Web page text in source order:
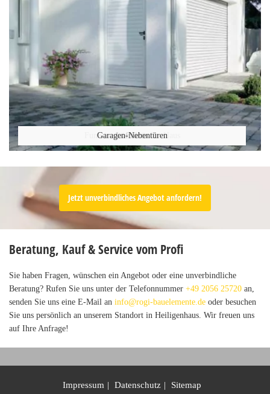
Haustüren
Funktionstüren für Ihr Haus
Lofttüren
Garagen-Nebentüren
Jetzt unverbindliches Angebot anfordern!
Beratung, Kauf & Service vom Profi
Sie haben Fragen, wünschen ein Angebot oder eine unverbindliche
Beratung? Rufen Sie uns unter der Telefonnummer +49 2056 25720 an,
senden Sie uns eine E-Mail an info@rogi-bauelemente.de oder besuchen
Sie uns persönlich an unserem Standort in Heiligenhaus. Wir freuen uns
auf Ihre Anfrage!
Impressum Datenschutz Sitemap